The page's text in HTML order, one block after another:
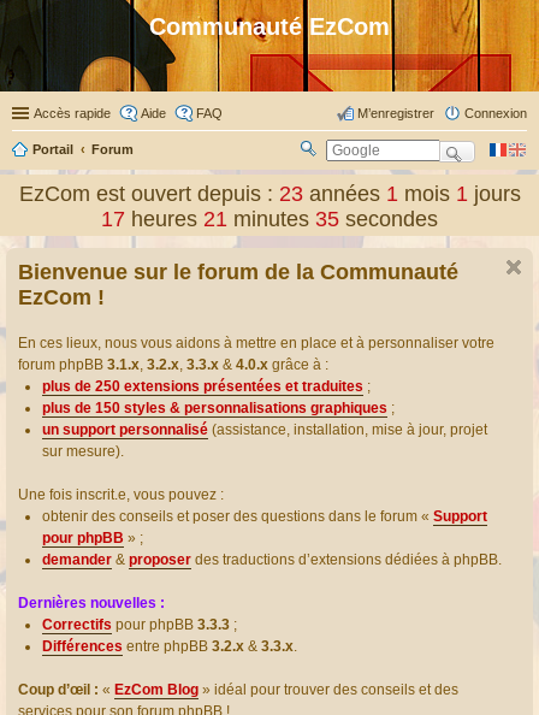
Communauté EzCom
Accès rapide Aide FAQ Connexion
M’enregistrer
Portail Forum
er
EzCom est ouvert depuis : 23 années1 mois1 jours
17 heures 21 minutes 35 secondes
Bienvenue sur le forum de la Communauté
EzCom !
En ces lieux, nous vous aidons à mettre en place et à personnaliser votre
forum phpBB 3.1.x, 3.2.x, 3.3.x & 4.0.x grâce à :
plus de 250 extensions présentées et traduites ;
plus de 150 styles & personnalisations graphiques ;
un support personnalisé (assistance, installation, mise à jour, projet
sur mesure).
Une fois inscrit.e, vous pouvez :
obtenir des conseils et poser des questions dans le forum « Support
pour phpBB » ;
demander & proposer des traductions d’extensions dédiées à phpBB.
Dernières nouvelles :
Correctifs pour phpBB 3.3.3 ;
Différences entre phpBB 3.2.x & 3.3.x.
Coup d’œil : « EzCom Blog » idéal pour trouver des conseils et des
services pour son forum phpBB !